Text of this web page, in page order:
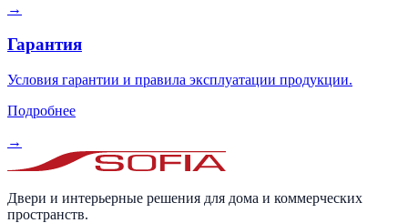
→
Гарантия
Условия гарантии и правила эксплуатации продукции.
Подробнее
→
Двери и интерьерные решения для дома и коммерческих
пространств.